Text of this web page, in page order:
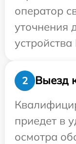
оператор
уточнения
устройства
2
Выезд
приедет в
осмотра